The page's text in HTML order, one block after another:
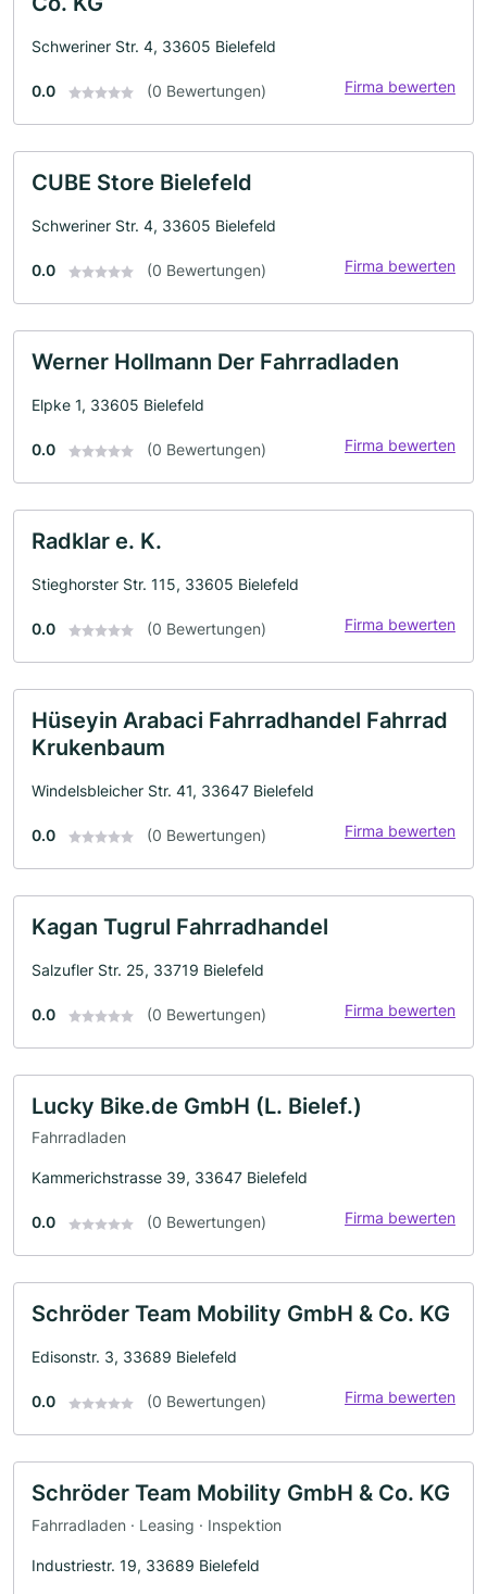
Schweriner Str. 4, 33605 Bielefeld
0.0 (0 Bewertungen) Firma bewerten
CUBE Store Bielefeld
Schweriner Str. 4, 33605 Bielefeld
0.0 (0 Bewertungen) Firma bewerten
Werner Hollmann Der Fahrradladen
Elpke 1, 33605 Bielefeld
0.0 (0 Bewertungen) Firma bewerten
Radklar e. K.
Stieghorster Str. 115, 33605 Bielefeld
0.0 (0 Bewertungen) Firma bewerten
Hüseyin Arabaci Fahrradhandel Fahrrad
Krukenbaum
Windelsbleicher Str. 41, 33647 Bielefeld
0.0 (0 Bewertungen) Firma bewerten
Kagan Tugrul Fahrradhandel
Salzufler Str. 25, 33719 Bielefeld
0.0 (0 Bewertungen) Firma bewerten
Lucky Bike.de GmbH (L. Bielef.)
Fahrradladen
Kammerichstrasse 39, 33647 Bielefeld
0.0 (0 Bewertungen) Firma bewerten
Schröder Team Mobility GmbH & Co. KG
Edisonstr. 3, 33689 Bielefeld
0.0 (0 Bewertungen) Firma bewerten
Schröder Team Mobility GmbH & Co. KG
Fahrradladen · Leasing · Inspektion
Industriestr. 19, 33689 Bielefeld